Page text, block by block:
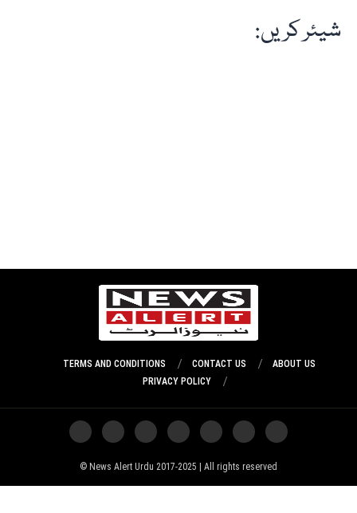
شیئر کریں:
ABOUT US
CONTACT US
TERMS AND CONDITIONS
PRIVACY POLICY
News Alert Urdu 2017-2025 | All rights reserved ©